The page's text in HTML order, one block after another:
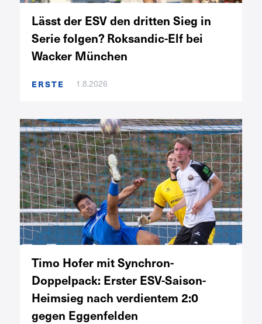
Lässt der ESV den dritten Sieg in
Serie folgen? Roksandic-Elf bei
Wacker München
ERSTE 1.8.2026
Timo Hofer mit Synchron-
Doppelpack: Erster ESV-Saison-
Heimsieg nach verdientem 2:0
gegen Eggenfelden